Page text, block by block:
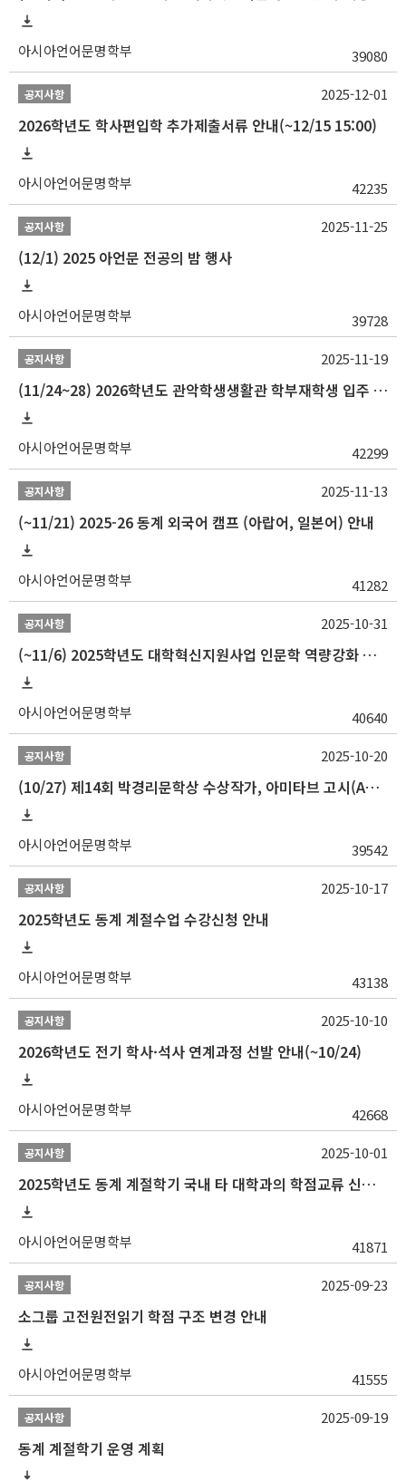
아시아언어문명학부 39080
공지사항
2026학년도 학사편입학 추가제출서류 안내(~12/15 15:00)
아시아언어문명학부 42235
2025-12-01
공지사항
(12/1) 2025 아언문 전공의 밤 행사
아시아언어문명학부 39728
2025-11-25
공지사항
(11/24~28) 2026학년도 관악학생생활관 학부재학생 입주 신청 일정 안내
아시아언어문명학부 42299
2025-11-19
공지사항
(~11/21) 2025-26 동계 외국어 캠프 (아랍어, 일본어) 안내
아시아언어문명학부 41282
2025-11-13
공지사항
(~11/6) 2025학년도 대학혁신지원사업 인문학 역량강화 동계 인턴십 참가자 선발 안내
아시아언어문명학부 40640
2025-10-31
공지사항
(10/27) 제14회 박경리문학상 수상작가, 아미타브 고시(Amitav Ghosh) 강연 안내
아시아언어문명학부 39542
2025-10-20
공지사항
2025학년도 동계 계절수업 수강신청 안내
아시아언어문명학부 43138
2025-10-17
공지사항
2026학년도 전기 학사·석사 연계과정 선발 안내(~10/24)
아시아언어문명학부 42668
2025-10-10
공지사항
2025학년도 동계 계절학기 국내 타 대학과의 학점교류 신청 안내
아시아언어문명학부 41871
2025-10-01
공지사항
소그룹 고전원전읽기 학점 구조 변경 안내
아시아언어문명학부 41555
2025-09-23
공지사항
동계 계절학기 운영 계획
2025-09-19